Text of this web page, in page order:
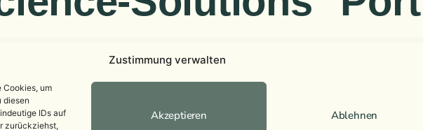
Zustimmung verwalten
Cookies, um
diesen
IDs auf
zurückziehst,
Akzeptieren Ablehnen
Cookie-Richtlinie